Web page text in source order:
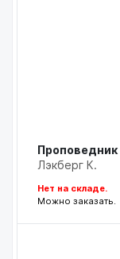
Проповедник
Лэкберг К.
Нет на складе.
Можно заказать.